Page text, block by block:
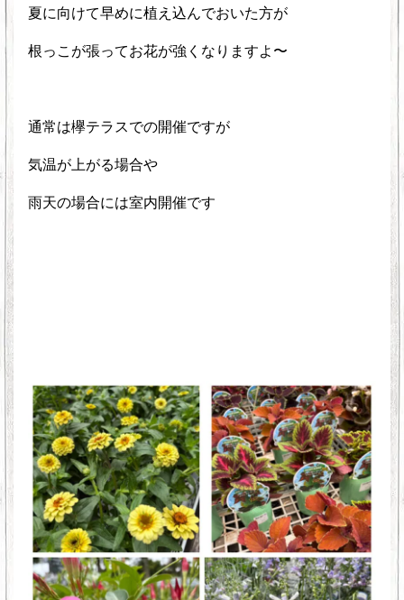
夏に向けて早めに植え込んでおいた方が
根っこが張ってお花が強くなりますよ〜
通常は欅テラスでの開催ですが
気温が上がる場合や
雨天の場合には室内開催です